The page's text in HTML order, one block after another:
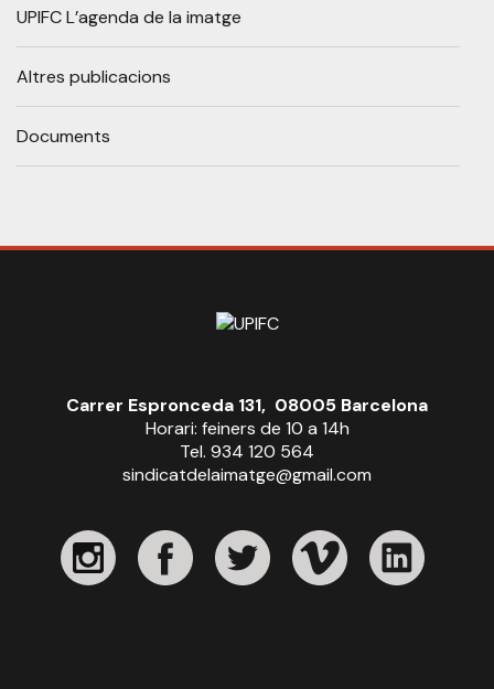
UPIFC L’agenda de la imatge
Altres publicacions
Documents
Carrer Espronceda 131, 08005 Barcelona
Horari: feiners de 10 a 14h
Tel. 934 120 564
sindicatdelaimatge@gmail.com